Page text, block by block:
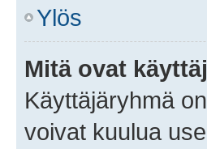
Ylös
Mitä ovat
Käyttäjäryhmä
voivat kuulua